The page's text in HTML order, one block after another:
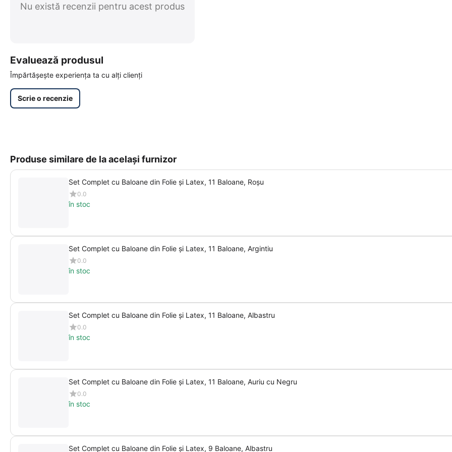
Nu există recenzii pentru acest produs
Evaluează produsul
Împărtășește experiența ta cu alți clienți
Scrie o recenzie
Produse similare de la același furnizor
Set Complet cu Baloane din Folie și Latex, 11 Baloane, Roșu
0.0
în stoc
Set Complet cu Baloane din Folie și Latex, 11 Baloane, Argintiu
0.0
în stoc
Set Complet cu Baloane din Folie și Latex, 11 Baloane, Albastru
0.0
în stoc
Set Complet cu Baloane din Folie și Latex, 11 Baloane, Auriu cu Negru
0.0
în stoc
Set Complet cu Baloane din Folie și Latex, 9 Baloane, Albastru